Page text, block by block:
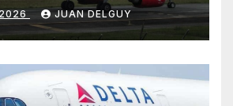
hacia Bogotá
JUAN DELGUY